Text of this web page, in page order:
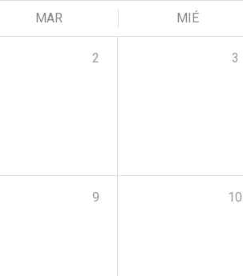
MAR MIÉ
2 3
9 10